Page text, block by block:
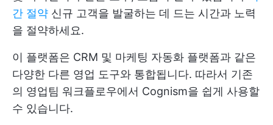
간 절약 신규 고객을 발굴하는 데 드는 시간과 노력
을 절약하세요.
이 플랫폼은 CRM 및 마케팅 자동화 플랫폼과 같은
다양한 다른 영업 도구와 통합됩니다. 따라서 기존
의 영업팀 워크플로우에서 Cognism을 쉽게 사용할
수 있습니다.